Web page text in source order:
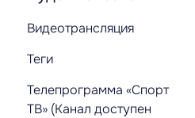
Видеотрансляция
Теги
Телепрограмма «Спорт
ТВ» (Канал доступен